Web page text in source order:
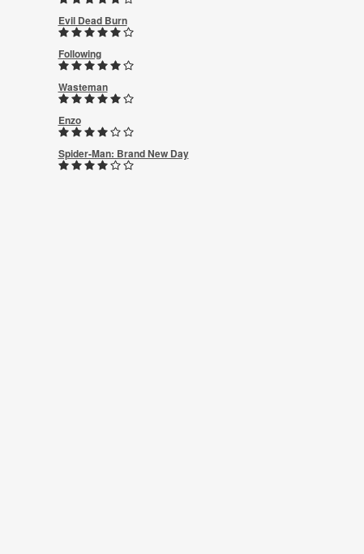
Evil Dead Burn
Following
Wasteman
Enzo
Spider-Man: Brand New Day